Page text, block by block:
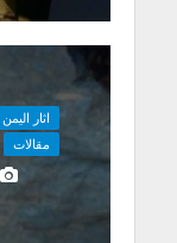
اثار اليمن
مقالات